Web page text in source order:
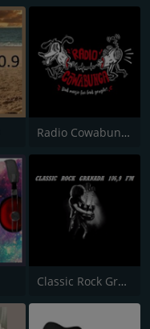
Radio Cowabunga
Classic Rock Granada